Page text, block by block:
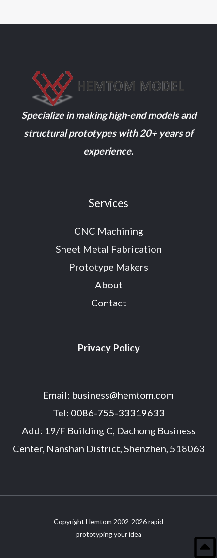
Specialize in making high-end models and
structural prototypes with 20+ years of
experience.
Services
CNC Machining
Sheet Metal Fabrication
Prototype Makers
About
Contact
Privacy Policy
Email: business@hemtom.com
Tel: 0086-755-33319633
Add: 19/F Building C, Dachong Business
Center, Nanshan District, Shenzhen, 518063
Copyright Hemtom 2002-2026 rapid
prototyping your idea